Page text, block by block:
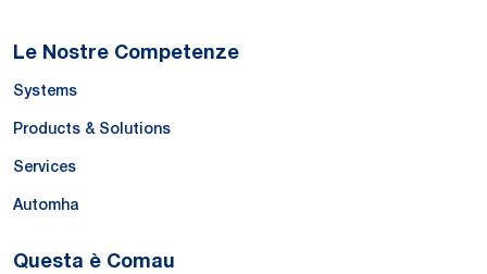
Le Nostre Competenze
Systems
Products & Solutions
Services
Automha
Questa è Comau